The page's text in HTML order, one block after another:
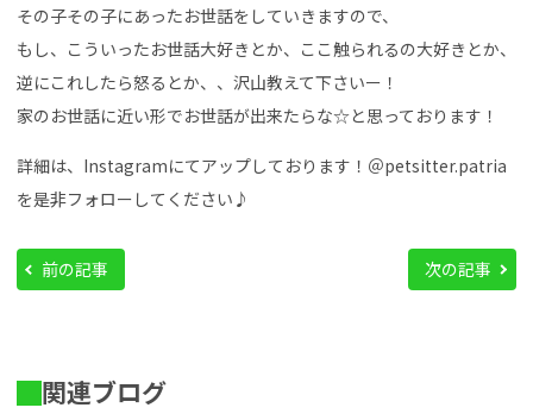
その子その子にあったお世話をしていきますので、
もし、こういったお世話大好きとか、ここ触られるの大好きとか、
逆にこれしたら怒るとか、、沢山教えて下さいー！
家のお世話に近い形でお世話が出来たらな☆と思っております！
詳細は、Instagramにてアップしております！＠petsitter.patria
を是非フォローしてください♪
前の記事 次の記事
関連ブログ